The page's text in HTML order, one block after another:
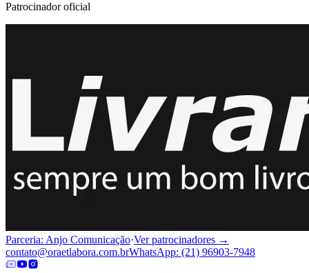
Patrocinador oficial
Parceria: Anjo Comunicação·Ver patrocinadores →
contato@oraetlabora.com.brWhatsApp: (21) 96903-7948